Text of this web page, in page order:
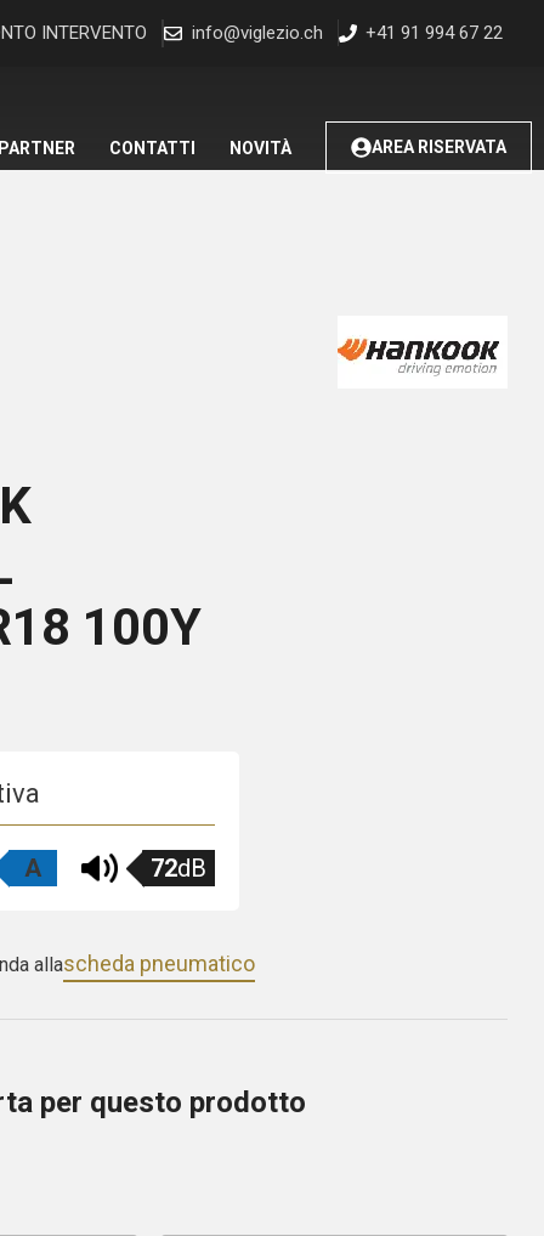
INTERVENTO info@viglezio.ch +41 91 994 67 22
CONTATTI NOVITÀ AREA RISERVATA
100Y
A 72dB
allascheda pneumatico
per questo prodotto